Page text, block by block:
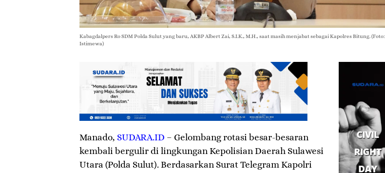
Kabagdalpers Ro SDM Polda Sulut yang baru, AKBP Albert Zai, S.I.K., M.H., saat masih menjabat sebagai Kapolres Bitung. (Foto:
Istimewa)
Manado, SUDARA.ID – Gelombang rotasi besar-besaran
kembali bergulir di lingkungan Kepolisian Daerah Sulawesi
Utara (Polda Sulut). Berdasarkan Surat Telegram Kapolri